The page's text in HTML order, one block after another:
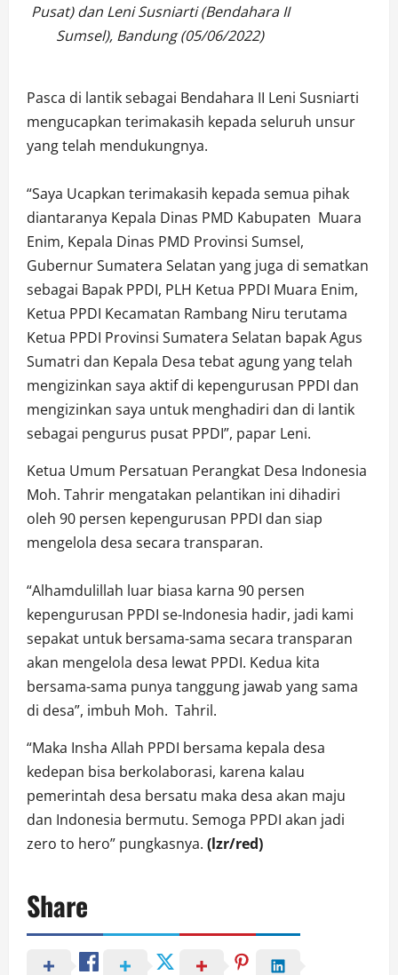
Pusat) dan Leni Susniarti (Bendahara II
Sumsel), Bandung (05/06/2022)
Pasca di lantik sebagai Bendahara II Leni Susniarti
mengucapkan terimakasih kepada seluruh unsur
yang telah mendukungnya.
“Saya Ucapkan terimakasih kepada semua pihak
diantaranya Kepala Dinas PMD Kabupaten Muara
Enim, Kepala Dinas PMD Provinsi Sumsel,
Gubernur Sumatera Selatan yang juga di sematkan
sebagai Bapak PPDI, PLH Ketua PPDI Muara Enim,
Ketua PPDI Kecamatan Rambang Niru terutama
Ketua PPDI Provinsi Sumatera Selatan bapak Agus
Sumatri dan Kepala Desa tebat agung yang telah
mengizinkan saya aktif di kepengurusan PPDI dan
mengizinkan saya untuk menghadiri dan di lantik
sebagai pengurus pusat PPDI”, papar Leni.
Ketua Umum Persatuan Perangkat Desa Indonesia
Moh. Tahrir mengatakan pelantikan ini dihadiri
oleh 90 persen kepengurusan PPDI dan siap
mengelola desa secara transparan.
“Alhamdulillah luar biasa karna 90 persen
kepengurusan PPDI se-Indonesia hadir, jadi kami
sepakat untuk bersama-sama secara transparan
akan mengelola desa lewat PPDI. Kedua kita
bersama-sama punya tanggung jawab yang sama
di desa”, imbuh Moh. Tahril.
“Maka Insha Allah PPDI bersama kepala desa
kedepan bisa berkolaborasi, karena kalau
pemerintah desa bersatu maka desa akan maju
dan Indonesia bermutu. Semoga PPDI akan jadi
zero to hero” pungkasnya. (lzr/red)
Share